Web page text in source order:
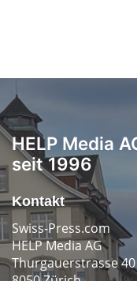
HELP Media
seit 1996
Kontakt
Swiss-Press.com
HELP Media AG
Thurgauerstrasse 40